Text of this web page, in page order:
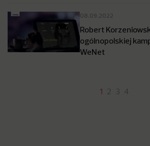
08.09.2022
Robert
ogólnopolskiej
WeNet
1 2 3 4